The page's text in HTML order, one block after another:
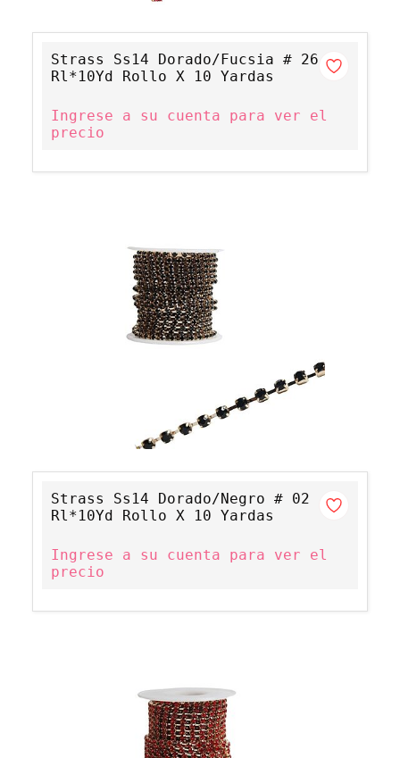
Strass Ss14 Dorado/Fucsia # 26
Rl*10Yd Rollo X 10 Yardas
Ingrese a su cuenta para ver el
precio
Strass Ss14 Dorado/Negro # 02
Rl*10Yd Rollo X 10 Yardas
Ingrese a su cuenta para ver el
precio